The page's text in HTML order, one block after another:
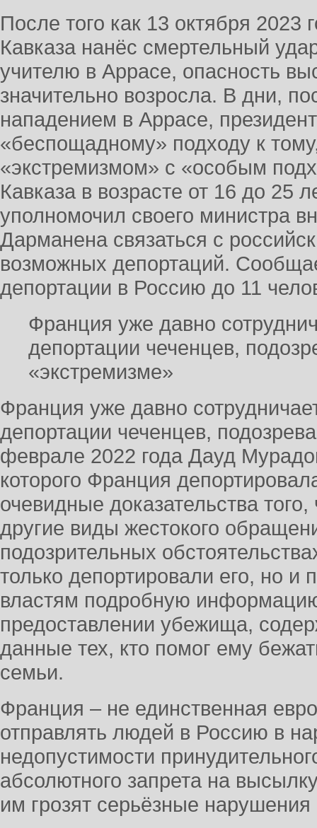
После того как 13 октября 2023
Кавказа нанёс смертельный
учителю в Аррасе, опасность
значительно возросла. В дни,
нападением в Аррасе,
«беспощадному» подходу к
«экстремизмом» с «особым
Кавказа в возрасте от 16 до 25
уполномочил своего министра
Дарманена связаться с
возможных депортаций.
депортации в Россию до 11
Франция уже давно
депортации чеченцев,
«экстремизме»
Франция уже давно
депортации чеченцев,
феврале 2022 года Дауд
которого Франция
очевидные доказательства
другие виды жестокого
подозрительных
только депортировали его, но и
властям подробную
предоставлении убежища,
данные тех, кто помог ему
семьи.
Франция – не единственная
отправлять людей в Россию в
недопустимости
абсолютного запрета на
им грозят серьёзные нарушения